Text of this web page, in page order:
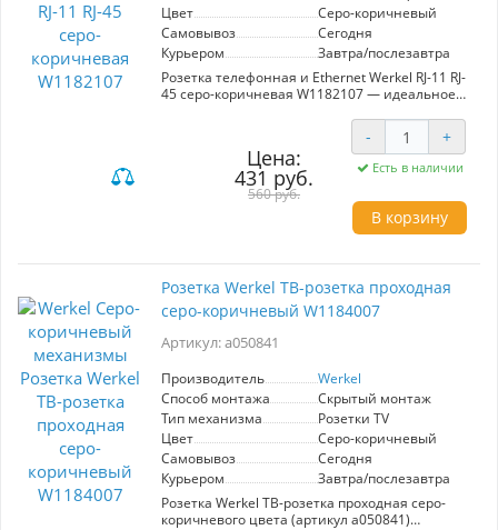
Цвет
Серо-коричневый
Самовывоз
Сегодня
Курьером
Завтра/послезавтра
Розетка телефонная и Ethernet Werkel RJ-11 RJ-
45 серо-коричневая W1182107 — идеальное
доме или офисе. Изготовленная из
качественных материалов, она обеспечивает
надежное соединение для телефонных и
сетевых устройств. Ключевые характеристики:
- Поддержка стандартов RJ-11 и RJ-45 для
подключения телефонов и интернет-
оборудования. - Элегантный серо-коричневый
интерьер. - Простота установки и
эксплуатации, что делает её подходящей как
для профессионалов, так и для домашних
пользователей. Преимущества: -
высокую скорость передачи данных. -
благодаря качественным компонентам. -
Эстетичный дизайн позволяет использовать
розетку в различных помещениях без ущерба
для стиля. Выбор этой розетки — это шаг к
удобству и качеству связи в вашем
пространстве.
Цена:
431 руб.
560 руб.
- +
Есть в наличии
В корзину
Розетка Werkel ТВ-розетка проходная
серо-коричневый W1184007
Артикул: a050841
Производитель
Werkel
Способ монтажа
Скрытый монтаж
Тип механизма
Розетки TV
Цвет
Серо-коричневый
Самовывоз
Сегодня
Курьером
Завтра/послезавтра
Розетка Werkel ТВ-розетка проходная серо-
коричневого цвета (артикул a050841)